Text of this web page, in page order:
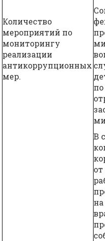
Количество
мероприятий по
мониторингу
реализации
антикоррупционных
мер.
В